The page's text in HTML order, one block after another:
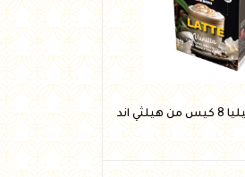
أضف للسلة
هيلثي لاتيه فانيليا 8 كيس من هيلثي اند